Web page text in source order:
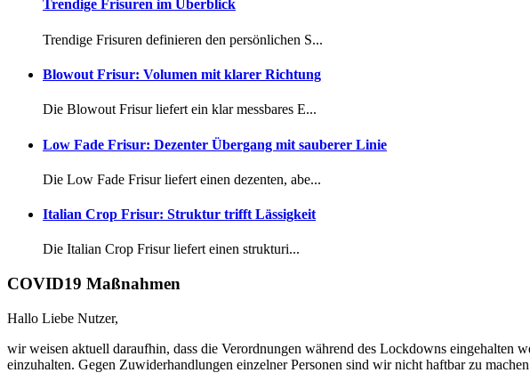
Trendige Frisuren im Überblick
Trendige Frisuren definieren den persönlichen S...
Blowout Frisur: Volumen mit klarer Richtung
Die Blowout Frisur liefert ein klar messbares E...
Low Fade Frisur: Dezenter Übergang mit sauberer Linie
Die Low Fade Frisur liefert einen dezenten, abe...
Italian Crop Frisur: Struktur trifft Lässigkeit
Die Italian Crop Frisur liefert einen strukturi...
COVID19 Maßnahmen
Hallo Liebe Nutzer,
wir weisen aktuell daraufhin, dass die Verordnungen während des Lockdowns eingehalten
einzuhalten. Gegen Zuwiderhandlungen einzelner Personen sind wir nicht haftbar zu